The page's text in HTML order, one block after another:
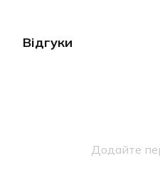
Відгуки
Додайте